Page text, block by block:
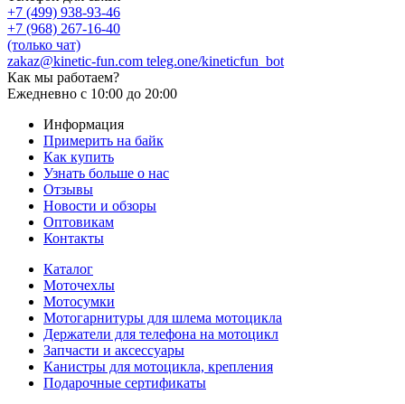
+7 (499) 938-93-46
+7 (968) 267-16-40
(только чат)
zakaz@kinetic-fun.com teleg.one/kineticfun_bot
Как мы работаем?
Ежедневно с 10:00 до 20:00
Информация
Примерить на байк
Как купить
Узнать больше о нас
Отзывы
Новости и обзоры
Оптовикам
Контакты
Каталог
Моточехлы
Мотосумки
Мотогарнитуры для шлема мотоцикла
Держатели для телефона на мотоцикл
Запчасти и аксессуары
Канистры для мотоцикла, крепления
Подарочные сертификаты